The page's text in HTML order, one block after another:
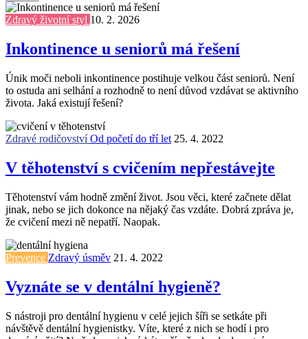
Zdravý životní styl 10. 2. 2026
Inkontinence u seniorů má řešení
Únik moči neboli inkontinence postihuje velkou část seniorů. Není
to ostuda ani selhání a rozhodně to není důvod vzdávat se aktivního
života. Jaká existují řešení?
Zdravé rodičovstvíOd početí do tří let 25. 4. 2022
V těhotenství s cvičením nepřestávejte
Těhotenství vám hodně změní život. Jsou věci, které začnete dělat
jinak, nebo se jich dokonce na nějaký čas vzdáte. Dobrá zpráva je,
že cvičení mezi ně nepatří. Naopak.
Prevence Zdravý úsměv 21. 4. 2022
Vyznáte se v dentální hygieně?
S nástroji pro dentální hygienu v celé jejich šíři se setkáte při
návštěvě dentální hygienistky. Víte, které z nich se hodí i pro